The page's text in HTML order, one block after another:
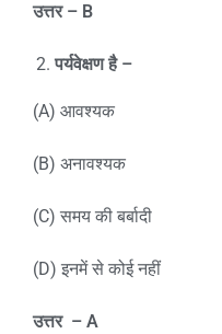
उत्तर– B
पर्यवेक्षण है –
(A) आवश्यक
(B) अनावश्यक
(C) समय की बर्बादी
(D) इनमें से कोई नहीं
उत्तर– A